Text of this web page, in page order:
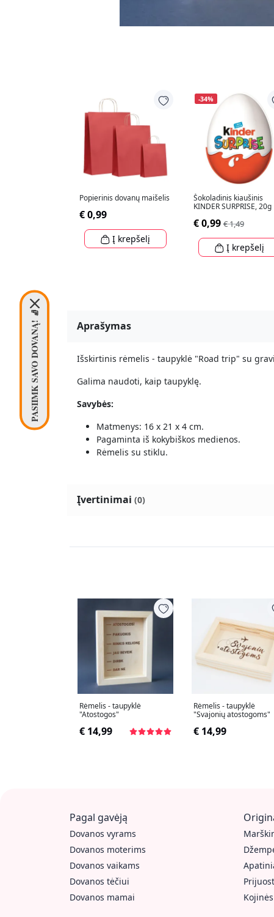
Popierinis dovanų maišelis
€ 0,99
Į krepšelį
-34%
Šokoladinis kiaušinis
KINDER SURPRISE, 20g
€ 0,99 € 1,49
Į krepšelį
Aprašymas
Išskirtinis rėmelis - taupyklė "Road trip" su
Galima naudoti, kaip taupyklę.
Savybės:
Matmenys: 16 x 21 x 4 cm.
Pagaminta iš kokybiškos medienos.
Rėmelis su stiklu.
Įvertinimai (0)
Rėmelis - taupyklė
"Atostogos"
€ 14,99
Rėmelis - taupyklė
"Svajonių atostogoms"
€ 14,99
Pagal gavėją
Dovanos vyrams
Dovanos moterims
Dovanos vaikams
Dovanos tėčiui
Dovanos mamai
Kojinės
PASIIMK SAVO DOVANĄ! 🧦